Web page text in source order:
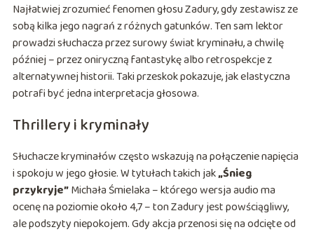
Najłatwiej zrozumieć fenomen głosu Zadury, gdy zestawisz ze
sobą kilka jego nagrań z różnych gatunków. Ten sam lektor
prowadzi słuchacza przez surowy świat kryminału, a chwilę
później – przez oniryczną fantastykę albo retrospekcje z
alternatywnej historii. Taki przeskok pokazuje, jak elastyczna
potrafi być jedna interpretacja głosowa.
Thrillery i kryminały
Słuchacze kryminałów często wskazują na połączenie napięcia
i spokoju w jego głosie. W tytułach takich jak„Śnieg
przykryje”Michała Śmielaka – którego wersja audio ma
ocenę na poziomie około 4,7 – ton Zadury jest powściągliwy,
ale podszyty niepokojem. Gdy akcja przenosi się na odcięte od